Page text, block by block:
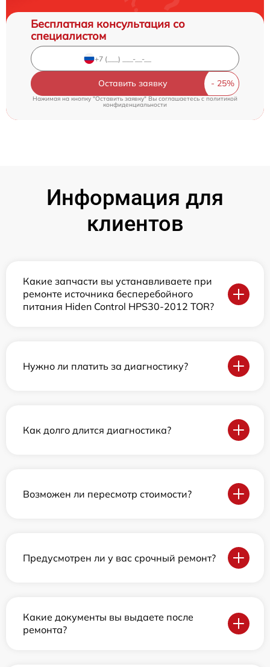
Бесплатная консультация со
специалистом
Оставить заявку
Нажимая на кнопку "Оставить заявку" Вы соглашаетесь c политикой
конфиденциальности
Информация для
клиентов
Какие запчасти вы устанавливаете при
ремонте источника бесперебойного
питания Hiden Control HPS30-2012 TOR?
Нужно ли платить за диагностику?
Как долго длится диагностика?
Возможен ли пересмотр стоимости?
Предусмотрен ли у вас срочный ремонт?
Какие документы вы выдаете после
ремонта?